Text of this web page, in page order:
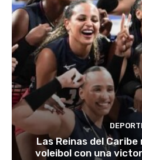
Las Reinas del
voleibol con una